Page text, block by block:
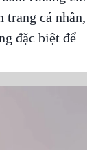
trang cá nhân,
đặc biệt để